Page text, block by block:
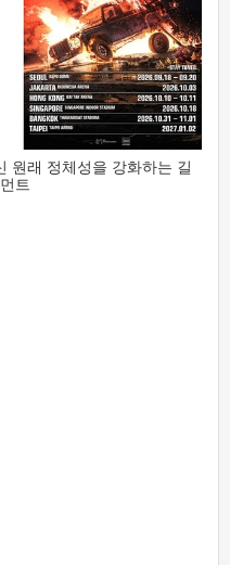
원래 정체성을 강화하는 길
트